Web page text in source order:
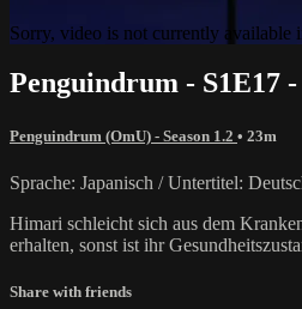
Sorry, video is not currently available
Penguindrum - S1E17
Penguindrum (OmU) - Season 1.2 • 23m
Sprache: Japanisch / Untertitel:
Himari schleicht sich aus dem
erhalten, sonst ist ihr
Share with friends